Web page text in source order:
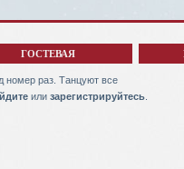
ГОСТЕВАЯ
или зарегистрируйтесь
номер раз. Танцуют все